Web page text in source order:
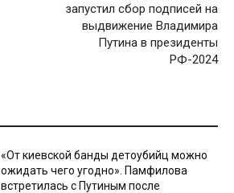
запустил сбор подписей на
выдвижение Владимира
Путина в президенты
РФ-2024
«От киевской банды детоубийц можно
ожидать чего угодно». Памфилова
встретилась с Путиным после